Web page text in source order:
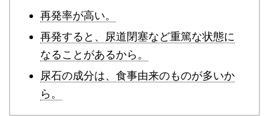
再発率が高い。
再発すると、尿道閉塞など重篤な状態に
なることがあるから。
尿石の成分は、食事由来のものが多いか
ら。